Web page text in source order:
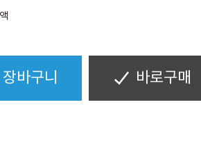
바구니 바로구매